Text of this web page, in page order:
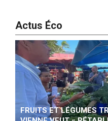
Actus Éco
FRUITS ET LÉGUMES